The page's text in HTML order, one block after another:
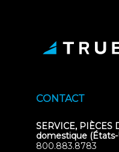
CONTACT
SERVICE, PIÈCES
domestique (États-
800.883.8783